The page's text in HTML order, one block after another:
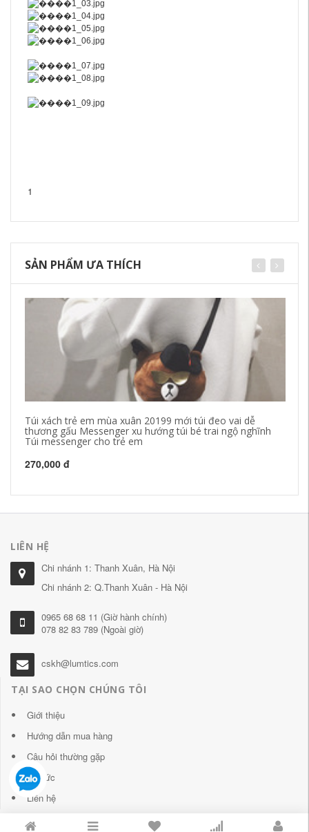
1
SẢN PHẨM ƯA THÍCH
Túi xách trẻ em mùa xuân 20199 mới túi đeo vai dễ
thương gấu Messenger xu hướng túi bé trai ngộ nghĩnh
Túi messenger cho trẻ em
270,000 đ
LIÊN HỆ
Chi nhánh 1: Thanh Xuân, Hà Nội
Chi nhánh 2: Q.Thanh Xuân - Hà Nội
0965 68 68 11 (Giờ hành chính)
078 82 83 789 (Ngoài giờ)
cskh@lumtics.com
TẠI SAO CHỌN CHÚNG TÔI
Giới thiệu
Hướng dẫn mua hàng
Câu hỏi thường gặp
Tin tức
Liên hệ